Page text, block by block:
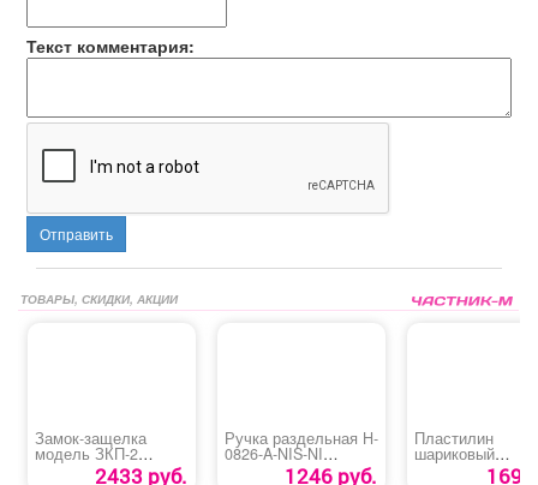
Текст комментария:
Отправить
ТОВАРЫ, СКИДКИ, АКЦИИ
Замок-защелка
модель ЗКП-2
«Меттэм»2433 руб.
Ручка раздельная H-
0826-A-NIS-NI
(Spindle 130)1246 руб.
Пластилин
шариковый
суперлегкий169